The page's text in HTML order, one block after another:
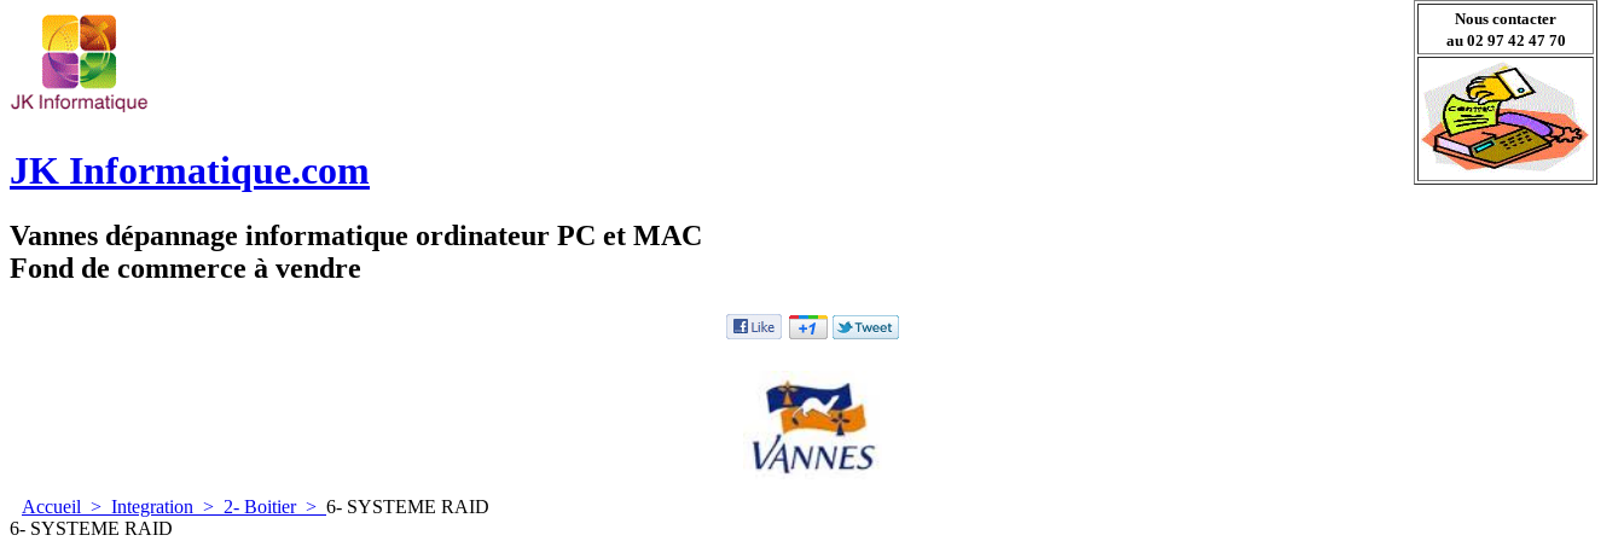
JK Informatique.com
Vannes dépannage informatique ordinateur PC et MAC
Fond de commerce à vendre
Accueil > Integration > 2- Boitier> 6- SYSTEME RAID
6- SYSTEME RAID
Nous contacter
au 02 97 42 47 70